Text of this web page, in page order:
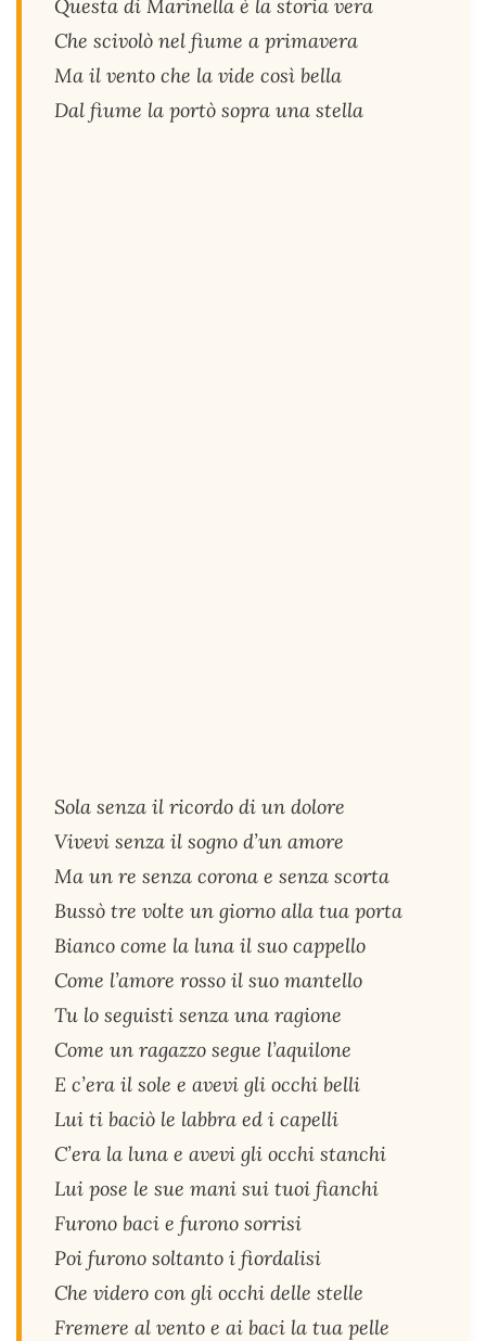
Questa di Marinella è la storia vera
Che scivolò nel fiume a primavera
Ma il vento che la vide così bella
Dal fiume la portò sopra una stella
Sola senza il ricordo di un dolore
Vivevi senza il sogno d’un amore
Ma un re senza corona e senza scorta
Bussò tre volte un giorno alla tua porta
Bianco come la luna il suo cappello
Come l’amore rosso il suo mantello
Tu lo seguisti senza una ragione
Come un ragazzo segue l’aquilone
E c’era il sole e avevi gli occhi belli
Lui ti baciò le labbra ed i capelli
C’era la luna e avevi gli occhi stanchi
Lui pose le sue mani sui tuoi fianchi
Furono baci e furono sorrisi
Poi furono soltanto i fiordalisi
Che videro con gli occhi delle stelle
Fremere al vento e ai baci la tua pelle